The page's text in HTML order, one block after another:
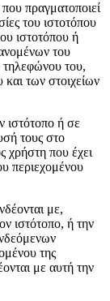
πραγματοποιεί
του ιστοτόπου
ιστοτόπου ή
του
τηλεφώνου του,
και των στοιχείων
ιστότοπο ή σε
τους στο
χρήστη που έχει
περιεχομένου
με,
ιστότοπο, ή την
της
με αυτή την